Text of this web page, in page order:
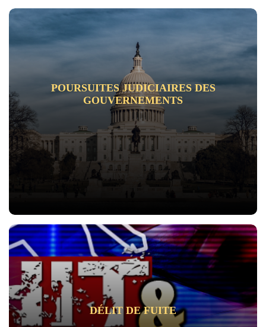
POURSUITES JUDICIAIRES DES
GOUVERNEMENTS
DÉLIT DE FUITE